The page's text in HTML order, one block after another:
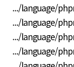
.../
.../
.../
.../